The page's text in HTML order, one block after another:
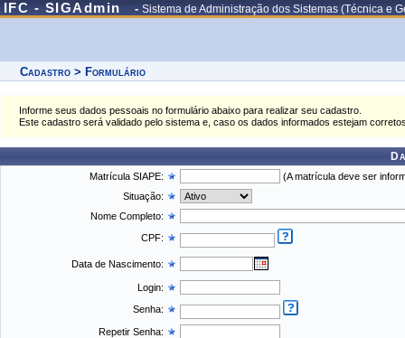
IFC - SIGAdmin -Sistema de Administração dos Sistemas (Técnica e
Cadastro > Formulário
Informe seus dados pessoais no formulário abaixo para realizar seu cadastro.
Este cadastro será validado pelo sistema e, caso os dados informados estejam
Matrícula SIAPE:
(A matrícula deve ser
Situação:
Nome Completo:
CPF:
Data de Nascimento:
Login:
Senha:
Repetir Senha: